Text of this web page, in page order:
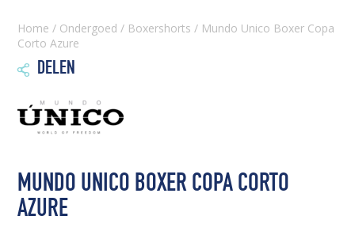
Home / Ondergoed / Boxershorts / Mundo Unico Boxer Copa
Corto Azure
 DELEN
MUNDO UNICO BOXER COPA CORTO
AZURE